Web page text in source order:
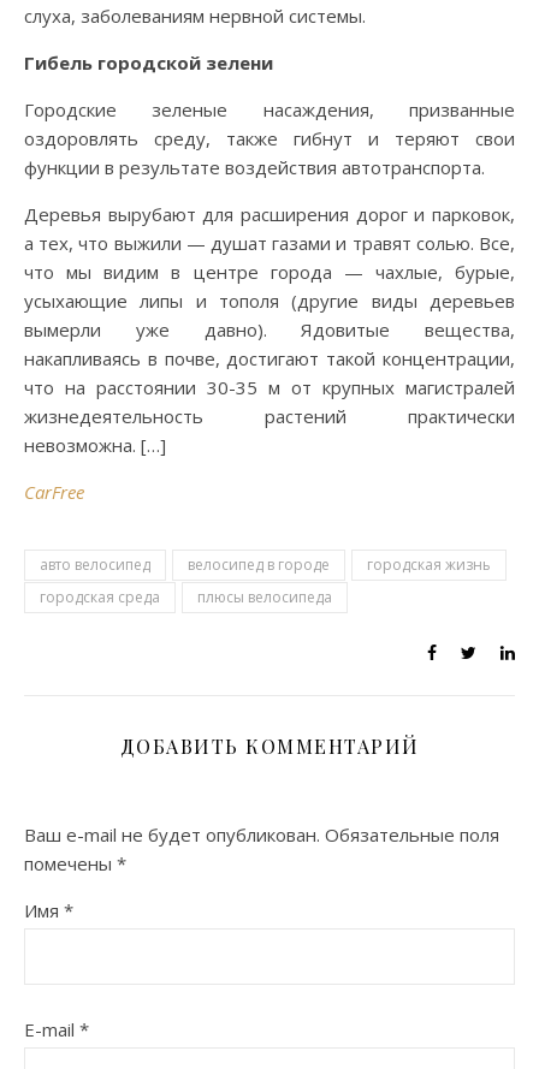
слуха, заболеваниям нервной системы.
Гибель городской зелени
Городские зеленые насаждения, призванные
оздоровлять среду, также гибнут и теряют свои
функции в результате воздействия автотранспорта.
Деревья вырубают для расширения дорог и парковок,
а тех, что выжили — душат газами и травят солью. Все,
что мы видим в центре города — чахлые, бурые,
усыхающие липы и тополя (другие виды деревьев
вымерли уже давно). Ядовитые вещества,
накапливаясь в почве, достигают такой концентрации,
что на расстоянии 30-35 м от крупных магистралей
жизнедеятельность растений практически
невозможна. […]
CarFree
авто велосипед велосипед в городе
городская жизнь
городская среда
плюсы велосипеда
ДОБАВИТЬ КОММЕНТАРИЙ
Ваш e-mail не будет опубликован. Обязательные поля
помечены *
Имя *
E-mail *